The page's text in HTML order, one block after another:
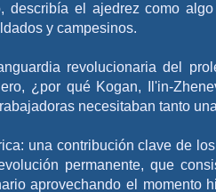
describía el ajedrez como
y campesinos.
revolucionaria del
¿por qué Kogan, Il'in-
necesitaban tanto
una contribución clave de
permanente, que
aprovechando el momento